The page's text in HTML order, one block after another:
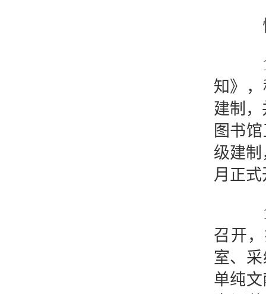
恢
知》
建制
图书
级建
月正
召开
室、
单纯